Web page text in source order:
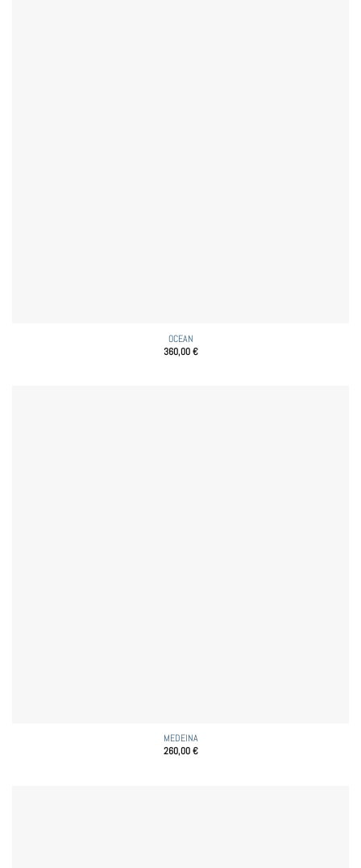
OCEAN
360,00€
MEDEINA
260,00€